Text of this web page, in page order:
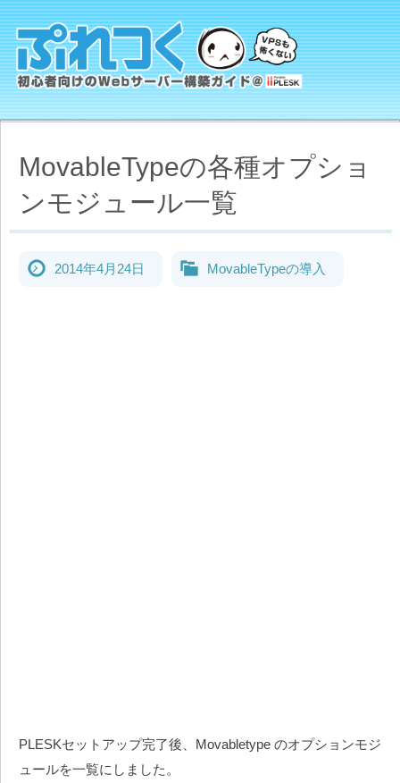
MovableTypeの各種オプショ
ンモジュール一覧
2014年4月24日 MovableTypeの導入
PLESKセットアップ完了後、Movabletype のオプションモジ
ュールを一覧にしました。